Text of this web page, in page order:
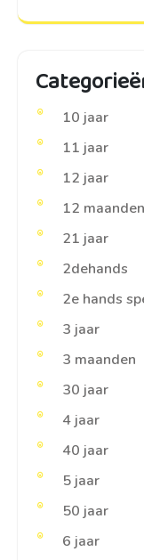
10 jaar
11 jaar
12 jaar
12 maanden
21 jaar
2dehands
2e hands
3 jaar
3 maanden
30 jaar
4 jaar
40 jaar
5 jaar
50 jaar
6 jaar